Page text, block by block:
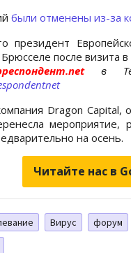
были отменены из-за
президент
после визита
в
Dragon
на осень.
Читайте нас в
Вирус форум